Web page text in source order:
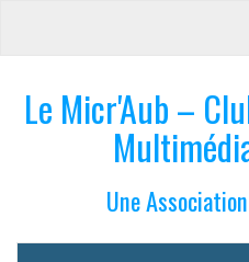
Le Micr'Aub –
Une